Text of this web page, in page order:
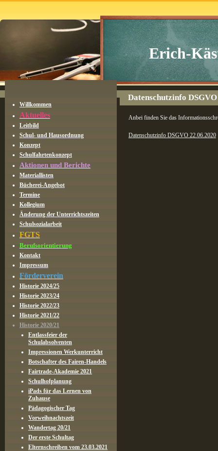
Erich-
Willkommen
Aktuelles
Leitbild
Schul- und Hausordnung
Konzept
Schulfahrtenkonzept
Aktionen und Berichte
Materiallisten
Bücherei-Angebot
Termine
Kollegium
Änderung der Unterrichtszeiten
Schulsozialarbeit
FGTS
Berufsorientierung
Kontakt
Impressum
Förderverein
Historie 2024/25
Historie 2023/24
Historie 2022/23
Historie 2021/22
Historie 2020/21
Entlassfeier der
Schulabsolventen
Impressionen Werkunterricht
Botschafter des Fairen-Handels
Fairtrade-Akademie 2021
Schulhofplanung
iPads für das Lernen von
Zuhause
Pädagogischer Tag
Vorweihnachtszeit
Wandertag 20/21
Der erste Schultag
Elternschreiben vom 23.03.2021
Datenschutzinfo
Anbei finden Sie das
Datenschutzinfo DSGVO 22.06.2020